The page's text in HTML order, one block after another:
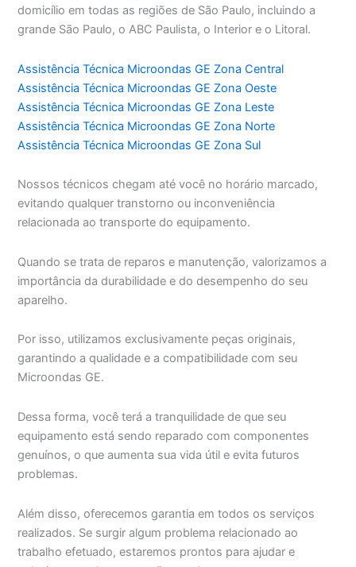
domicílio em todas as regiões de São Paulo, incluindo a
grande São Paulo, o ABC Paulista, o Interior e o Litoral.
Assistência Técnica Microondas GE Zona Central
Assistência Técnica Microondas GE Zona Oeste
Assistência Técnica Microondas GE Zona Leste
Assistência Técnica Microondas GE Zona Norte
Assistência Técnica Microondas GE Zona Sul
Nossos técnicos chegam até você no horário marcado,
evitando qualquer transtorno ou inconveniência
relacionada ao transporte do equipamento.
Quando se trata de reparos e manutenção, valorizamos a
importância da durabilidade e do desempenho do seu
aparelho.
Por isso, utilizamos exclusivamente peças originais,
garantindo a qualidade e a compatibilidade com seu
Microondas GE.
Dessa forma, você terá a tranquilidade de que seu
equipamento está sendo reparado com componentes
genuínos, o que aumenta sua vida útil e evita futuros
problemas.
Além disso, oferecemos garantia em todos os serviços
realizados. Se surgir algum problema relacionado ao
trabalho efetuado, estaremos prontos para ajudar e